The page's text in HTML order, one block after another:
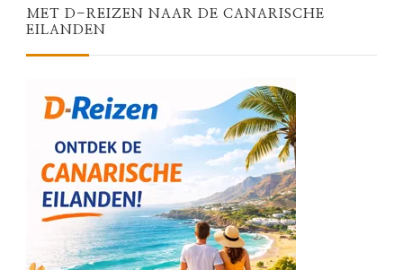
MET D-REIZEN NAAR DE CANARISCHE
EILANDEN